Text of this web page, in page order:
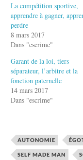
La compétition sportive,
apprendre à gagner,
perdre
8 mars 2017
Dans "escrime"
Garant de la loi, tiers
séparateur, l’arbitre et la
fonction paternelle
14 mars 2017
Dans "escrime"
AUTONOMIE
SELF MADE MAN